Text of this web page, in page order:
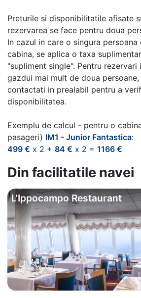
Preturile si disponibilitatile afisate
rezervarea se face pentru doua
In cazul in care o singura
cabina, se aplica o taxa
"supliment single". Pentru
gazdui mai mult de doua
contactati in prealabil pentru a
disponibilitatea.
Exemplu de calcul - pentru o
pasageri) IM1 - Junior Fantastica:
499 € x 2 + 84 € x 2 = 1166 €
Din facilitatile navei
L'Ippocampo Restaurant